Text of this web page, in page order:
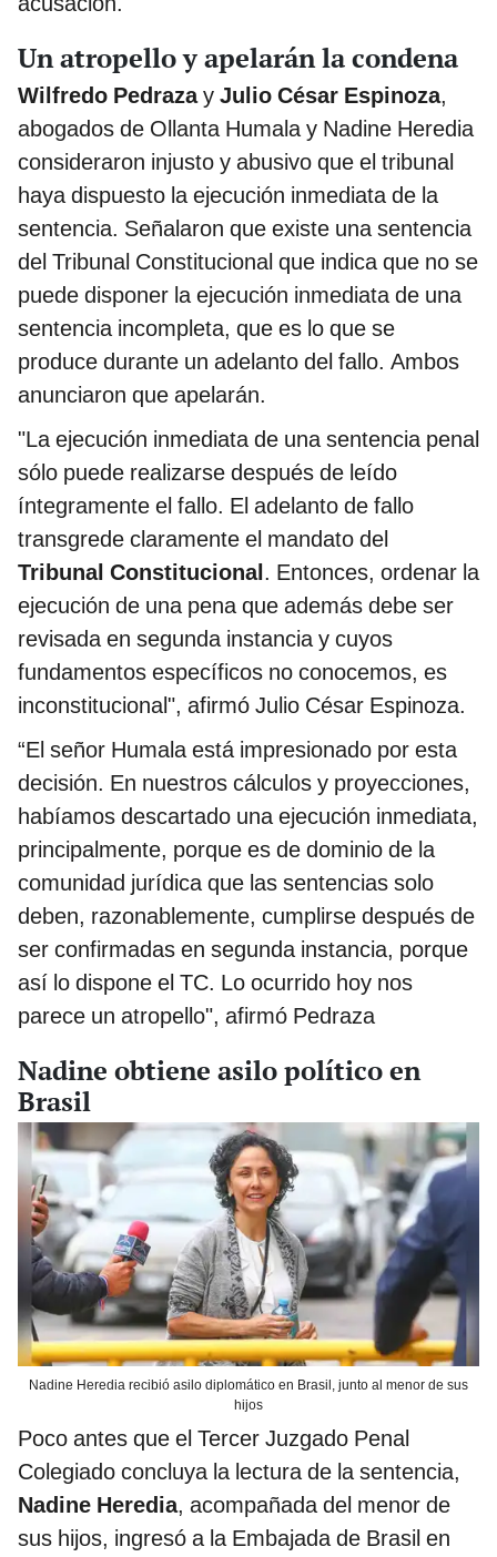
Un atropello y apelarán la condena
Wilfredo Pedrazay Julio César Espinoza,
abogados de Ollanta Humala y Nadine Heredia
consideraron injusto y abusivo que el tribunal
haya dispuesto la ejecución inmediata de la
sentencia. Señalaron que existe una sentencia
del Tribunal Constitucional que indica que no se
puede disponer la ejecución inmediata de una
sentencia incompleta, que es lo que se
produce durante un adelanto del fallo. Ambos
anunciaron que apelarán.
"La ejecución inmediata de una sentencia penal
sólo puede realizarse después de leído
íntegramente el fallo. El adelanto de fallo
transgrede claramente el mandato del
Tribunal Constitucional. Entonces, ordenar la
ejecución de una pena que además debe ser
revisada en segunda instancia y cuyos
fundamentos específicos no conocemos, es
inconstitucional", afirmó Julio César Espinoza.
“El señor Humala está impresionado por esta
decisión. En nuestros cálculos y proyecciones,
habíamos descartado una ejecución inmediata,
principalmente, porque es de dominio de la
comunidad jurídica que las sentencias solo
deben, razonablemente, cumplirse después de
ser confirmadas en segunda instancia, porque
así lo dispone el TC. Lo ocurrido hoy nos
parece un atropello", afirmó Pedraza
Nadine obtiene asilo político en
Brasil
Nadine Heredia recibió asilo diplomático en Brasil, junto al menor de sus
hijos
Poco antes que el Tercer Juzgado Penal
Colegiado concluya la lectura de la sentencia,
Nadine Heredia, acompañada del menor de
sus hijos, ingresó a la Embajada de Brasil en